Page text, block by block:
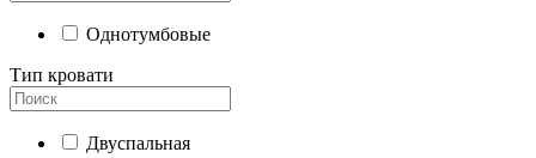
Однотумбовые
Тип кровати
Двуспальная